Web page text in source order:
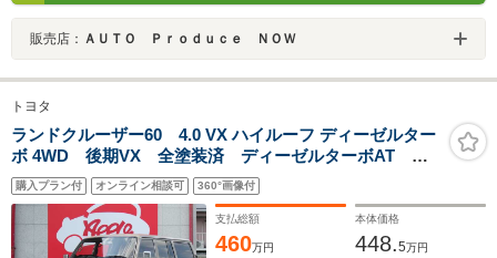
販売店： ＡＵＴＯ Ｐｒｏｄｕｃｅ ＮＯＷ
トヨタ
ランドクルーザー60 4.0 VX ハイルーフ ディーゼルター
ボ 4WD 後期VX 全塗装済 ディーゼルターボAT ロ
ールーフ換装 ナロー仕様 2インチUP オールドマン
エミューショック 新品角目四灯&ウインカー 新品輸出
用純正ホイール 新品トーヨーMTタイヤ 内張&シート
張替
購入プラン付 オンライン相談可 360°画像付
支払総額
460万円
本体価格
448.5万円